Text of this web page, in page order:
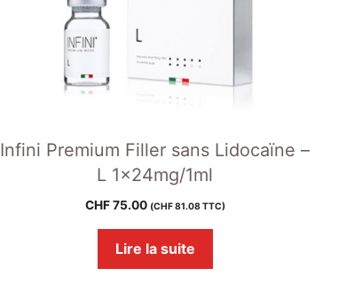
Infini Premium Filler sans Lidocaïne –
L 1x24mg/1ml
CHF75.00 (CHF81.08TTC)
Lire la suite